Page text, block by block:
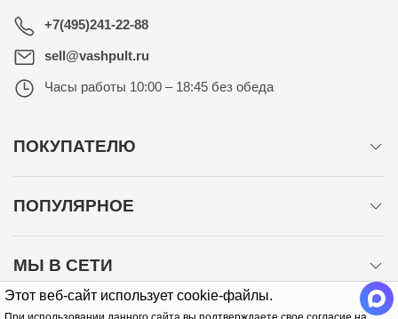
Этот веб-сайт использует cookie-файлы.
+7(495)241-22-88
sell@vashpult.ru
Часы работы 10:00 – 18:45 без обеда
ПОКУПАТЕЛЮ
ПОПУЛЯРНОЕ
МЫ В СЕТИ